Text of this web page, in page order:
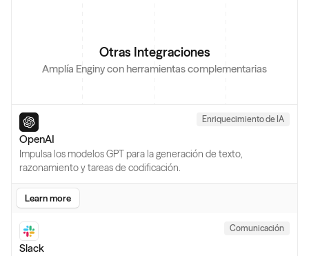
Otras Integraciones
Amplía Enginy con herramientas complementarias
Enriquecimiento de IA
OpenAI
Impulsa los modelos GPT para la generación de texto,
razonamiento y tareas de codificación.
Learn more
Comunicación
Slack